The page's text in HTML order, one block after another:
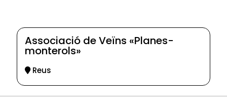
Associació de Veïns «Planes-
monterols»
Reus